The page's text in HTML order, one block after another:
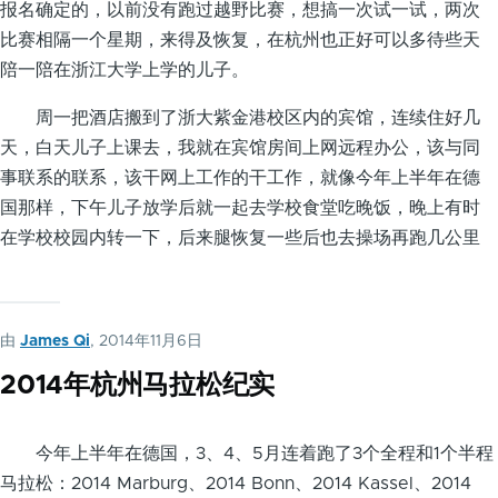
报名确定的，以前没有跑过越野比赛，想搞一次试一试，两次
比赛相隔一个星期，来得及恢复，在杭州也正好可以多待些天
陪一陪在浙江大学上学的儿子。
周一把酒店搬到了浙大紫金港校区内的宾馆，连续住好几
天，白天儿子上课去，我就在宾馆房间上网远程办公，该与同
事联系的联系，该干网上工作的干工作，就像今年上半年在德
国那样，下午儿子放学后就一起去学校食堂吃晚饭，晚上有时
在学校校园内转一下，后来腿恢复一些后也去操场再跑几公里
由 James Qi, 2014年11月6日
2014年杭州马拉松纪实
今年上半年在德国，3、4、5月连着跑了3个全程和1个半程
马拉松：2014 Marburg、2014 Bonn、2014 Kassel、2014